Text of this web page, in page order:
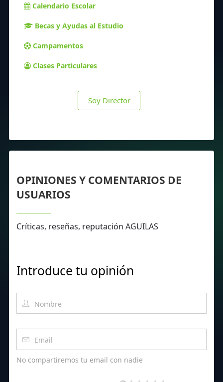
Calendario Escolar
Becas y Ayudas al Estudio
Campamentos
Clases Particulares
Soy Director
OPINIONES Y COMENTARIOS DE
USUARIOS
Críticas, reseñas, reputación AGUILAS
Introduce tu opinión
No compartiremos tu email con nadie